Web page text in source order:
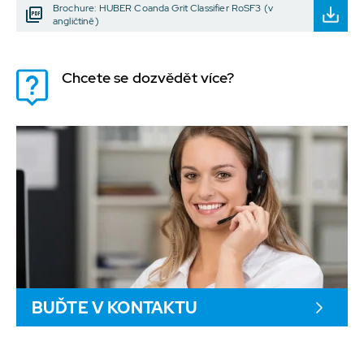
Brochure: HUBER Coanda Grit Classifier RoSF3 (v
angličtině)
Chcete se dozvědět více?
BUĎTE V KONTAKTU